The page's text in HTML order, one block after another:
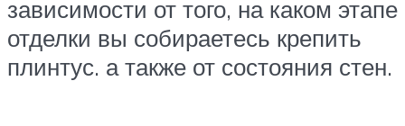
зависимости от того, на каком этапе
отделки вы собираетесь крепить
плинтус. а также от состояния стен.